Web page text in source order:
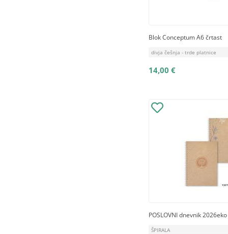
Blok Conceptum A6 črtast
divja češnja - trde platnice
14,00 €
POSLOVNI dnevnik
ŠPIRALA